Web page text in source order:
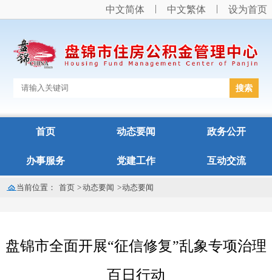
中文简体 中文繁体 设为首页
首页 动态要闻 政务公开
办事服务 党建工作 互动交流
当前位置： 首页 >动态要闻 >动态要闻
盘锦市全面开展“征信修复”乱象专项治理
百日行动